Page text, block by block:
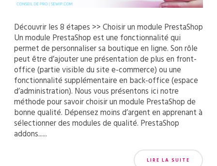
Découvrir les 8 étapes >> Choisir un module PrestaShop
Un module PrestaShop est une fonctionnalité qui
permet de personnaliser sa boutique en ligne. Son rôle
peut être d’ajouter une présentation de plus en front-
office (partie visible du site e-commerce) ou une
fonctionnalité supplémentaire en back-office (espace
d’administration). Nous vous présentons ici notre
méthode pour savoir choisir un module PrestaShop de
bonne qualité. Dépensez moins d’argent en apprenant à
sélectionner des modules de qualité. PrestaShop
addons......
LIRE LA SUITE